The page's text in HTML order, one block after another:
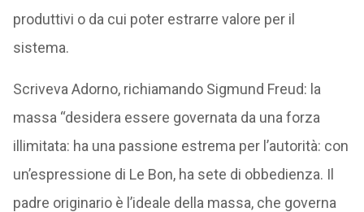
produttivi o da cui poter estrarre valore per il
sistema.
Scriveva Adorno, richiamando Sigmund Freud: la
massa “desidera essere governata da una forza
illimitata: ha una passione estrema per l’autorità: con
un’espressione di Le Bon, ha sete di obbedienza. Il
padre originario è l’ideale della massa, che governa